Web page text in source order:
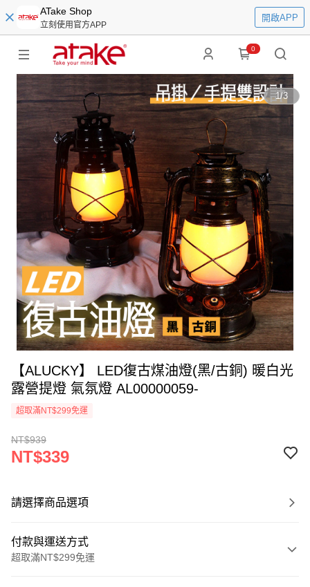
ATake Shop
立刻使用官方APP
開啟APP
0
1/3
【ALUCKY】 LED復古煤油燈(黑/古銅) 暖白光
露營提燈 氣氛燈 AL00000059-
超取滿NT$299免運
NT$939
NT$339
請選擇商品選項
付款與運送方式
超取滿NT$299免運